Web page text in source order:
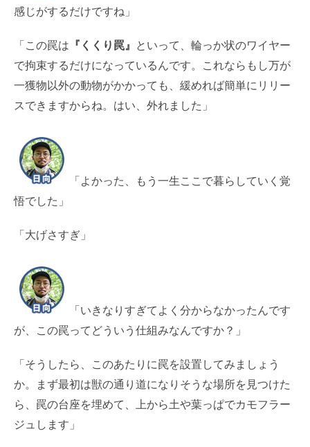
感じがするだけですね」
「この罠は 『くくり罠』 といって、輪っか状のワイヤー
で拘束するだけになっているんです。これならもし万が
一獲物以外の動物がかかっても、緩めれば簡単にリリー
スできますからね。はい、外れました」
「よかった、もう一生ここで暮らしていく覚
悟でした」
「大げさすぎ」
「いきなりすぎてよく分からなかったんです
が、この罠ってどういう仕組みなんですか？」
「そうしたら、このあたりに罠を設置してみましょう
か。まず最初は獣の通り道になりそうな場所を見つけた
ら、罠の台座を埋めて、上から土や葉っぱでカモフラー
ジュします」